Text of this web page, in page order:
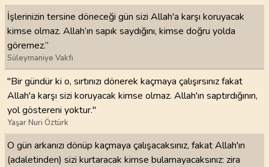
İşlerinizin tersine döneceği gün sizi Allah'a karşı koruyacak
kimse olmaz. Allah’ın sapık saydığını, kimse doğru yolda
göremez.”
Süleymaniye Vakfı
"Bir gündür ki o, sırtınızı dönerek kaçmaya çalışırsınız fakat
Allah'a karşı sizi koruyacak kimse olmaz. Allah'ın saptırdığının,
yol göstereni yoktur."
Yaşar Nuri Öztürk
O gün arkanızı dönüp kaçmaya çalışacaksınız, fakat Allah'ın
(adaletinden) sizi kurtaracak kimse bulamayacaksınız: zira